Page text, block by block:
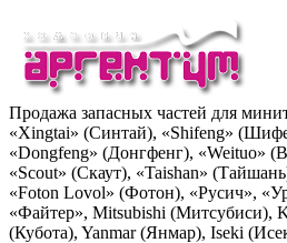
Продажа запасных частей для
«Xingtai» (Синтай), «Shifeng»
«Dongfeng» (Донгфенг), «Weituo»
«Scout» (Скаут), «Taishan»
«Foton Lovol» (Фотон), «Русич»,
«Файтер», Mitsubishi (Митсубиси),
(Кубота), Yanmar (Янмар), Iseki